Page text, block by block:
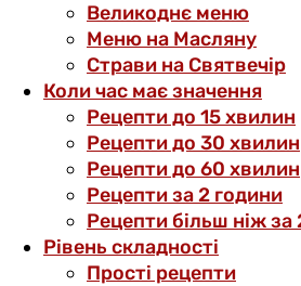
Великоднє меню
Меню на Масляну
Страви на Святвечір
Коли час має значення
Рецепти до 15 хвилин
Рецепти до 30 хвилин
Рецепти до 60 хвилин
Рецепти за 2 години
Рецепти більш ніж за
Рівень складності
Прості рецепти